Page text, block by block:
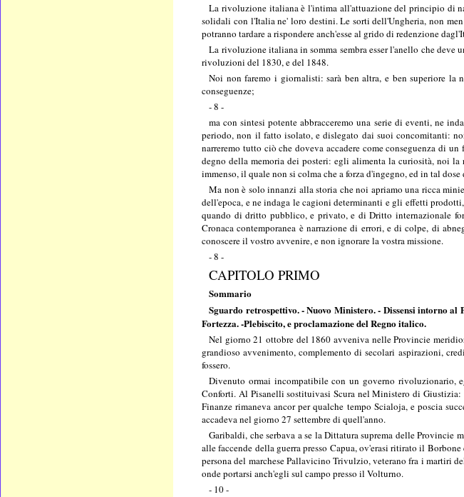
La rivoluzione italiana è l'intima all'attuazione del principio di
solidali con l'Italia ne' loro destini. Le sorti dell'Ungheria, non
potranno tardare a rispondere anch'esse al grido di redenzione
La rivoluzione italiana in somma sembra esser l'anello che
rivoluzioni del 1830, e del 1848.
Noi non faremo i giornalisti: sarà ben altra, e ben superiore la
conseguenze;
- 8 -
ma con sintesi potente abbracceremo una serie di eventi, ne
periodo, non il fatto isolato, e dislegato dai suoi concomitanti:
narreremo tutto ciò che doveva accadere come conseguenza di
degno della memoria dei posteri: egli alimenta la curiosità, noi la
immenso, il quale non si colma che a forza d'ingegno, ed in tal
Ma non è solo innanzi alla storia che noi apriamo una ricca
dell'epoca, e ne indaga le cagioni determinanti e gli effetti
quando di dritto pubblico, e privato, e di Dritto internazionale
Cronaca contemporanea è narrazione di errori, e di colpe, di
conoscere il vostro avvenire, e non ignorare la vostra missione.
- 8 -
CAPITOLO PRIMO
Sommario
Sguardo retrospettivo. - Nuovo Ministero. - Dissensi intorno
Fortezza. -Plebiscito, e proclamazione del Regno italico.
Nel giorno 21ottobre del 1860 avveniva nelle Provincie
grandioso avvenimento, complemento di secolari aspirazioni,
fossero.
Divenuto ormai incompatibile con un governo rivoluzionario,
Conforti. Al Pisanelli sostituivasi Scura nel Ministero di
Finanze rimaneva ancor per qualche tempo Scialoja, e poscia
accadeva nel giorno 27 settembre di quell'anno.
Garibaldi, che serbava a se la Dittatura suprema delle
alle faccende della guerra presso Capua, ov'erasi ritirato il
persona del marchese Pallavicino Trivulzio, veterano fra i martiri
onde portarsi anch'egli sul campo presso il Volturno.
- 10 -